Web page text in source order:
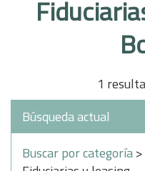
1
Búsqueda actual
Buscar por categoría>